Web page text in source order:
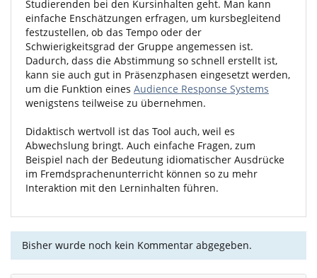
Studierenden bei den Kursinhalten geht. Man kann
einfache Enschätzungen erfragen, um kursbegleitend
festzustellen, ob das Tempo oder der
Schwierigkeitsgrad der Gruppe angemessen ist.
Dadurch, dass die Abstimmung so schnell erstellt ist,
kann sie auch gut in Präsenzphasen eingesetzt werden,
um die Funktion eines Audience Response Systems
wenigstens teilweise zu übernehmen.
Didaktisch wertvoll ist das Tool auch, weil es
Abwechslung bringt. Auch einfache Fragen, zum
Beispiel nach der Bedeutung idiomatischer Ausdrücke
im Fremdsprachenunterricht können so zu mehr
Interaktion mit den Lerninhalten führen.
Bisher wurde noch kein Kommentar abgegeben.